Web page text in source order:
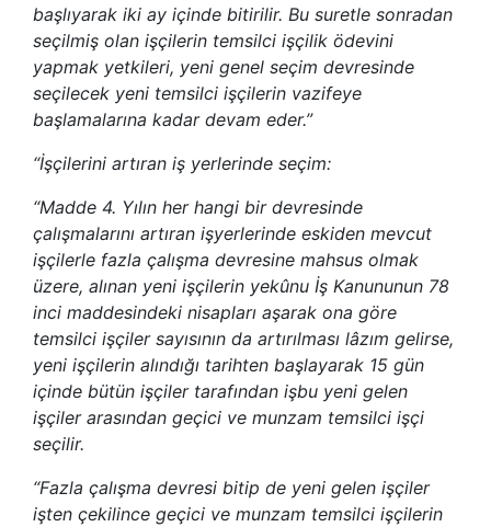
başlıyarak iki ay içinde bitirilir. Bu suretle sonradan
seçilmiş olan işçilerin temsilci işçilik ödevini
yapmak yetkileri, yeni genel seçim devresinde
seçilecek yeni temsilci işçilerin vazifeye
başlamalarına kadar devam eder.”
“İşçilerini artıran iş yerlerinde seçim:
“Madde 4. Yılın her hangi bir devresinde
çalışmalarını artıran işyerlerinde eskiden mevcut
işçilerle fazla çalışma devresine mahsus olmak
üzere, alınan yeni işçilerin yekûnu İş Kanununun 78
inci maddesindeki nisapları aşarak ona göre
temsilci işçiler sayısının da artırılması lâzım gelirse,
yeni işçilerin alındığı tarihten başlayarak 15 gün
içinde bütün işçiler tarafından işbu yeni gelen
işçiler arasından geçici ve munzam temsilci işçi
seçilir.
“Fazla çalışma devresi bitip de yeni gelen işçiler
işten çekilince geçici ve munzam temsilci işçilerin